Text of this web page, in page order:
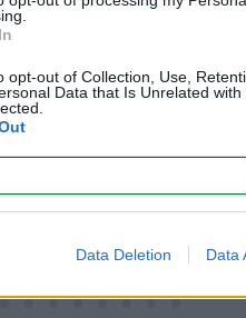
opt-out of Collection, Use,
Data that Is Unrelated
Data Deletion Data
como "amor-odio".
Instagram blanca_suarez